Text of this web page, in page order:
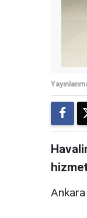
Ankara